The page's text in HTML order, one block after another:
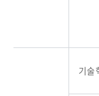
기술